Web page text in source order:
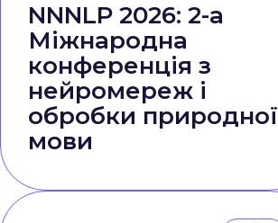
NNNLP 2026: 2-а
Міжнародна
конференція з
нейромереж і
обробки природної
мови